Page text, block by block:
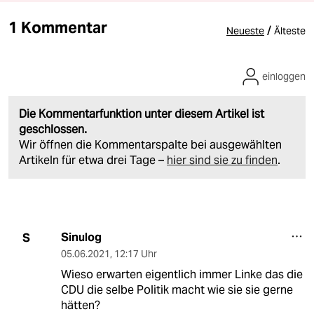
1 Kommentar Neueste / Älteste
Die Kommentarfunktion unter diesem Artikel ist
geschlossen.
Wir öffnen die Kommentarspalte bei ausgewählten
Artikeln für etwa drei Tage – hier sind sie zu finden.
einloggen
S Sinulog
05.06.2021, 12:17 Uhr
Wieso erwarten eigentlich immer Linke das die
CDU die selbe Politik macht wie sie sie gerne
hätten?